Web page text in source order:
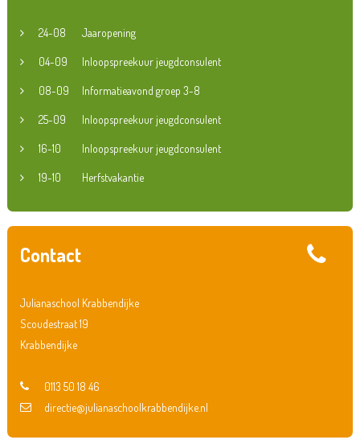
24-08 Jaaropening
04-09 Inloopspreekuur jeugdconsulent
08-09 Informatieavond groep 3-8
25-09 Inloopspreekuur jeugdconsulent
16-10 Inloopspreekuur jeugdconsulent
19-10 Herfstvakantie
Contact
Julianaschool Krabbendijke
Scoudestraat 19
Krabbendijke
0113 50 18 46
directie@julianaschoolkrabbendijke.nl